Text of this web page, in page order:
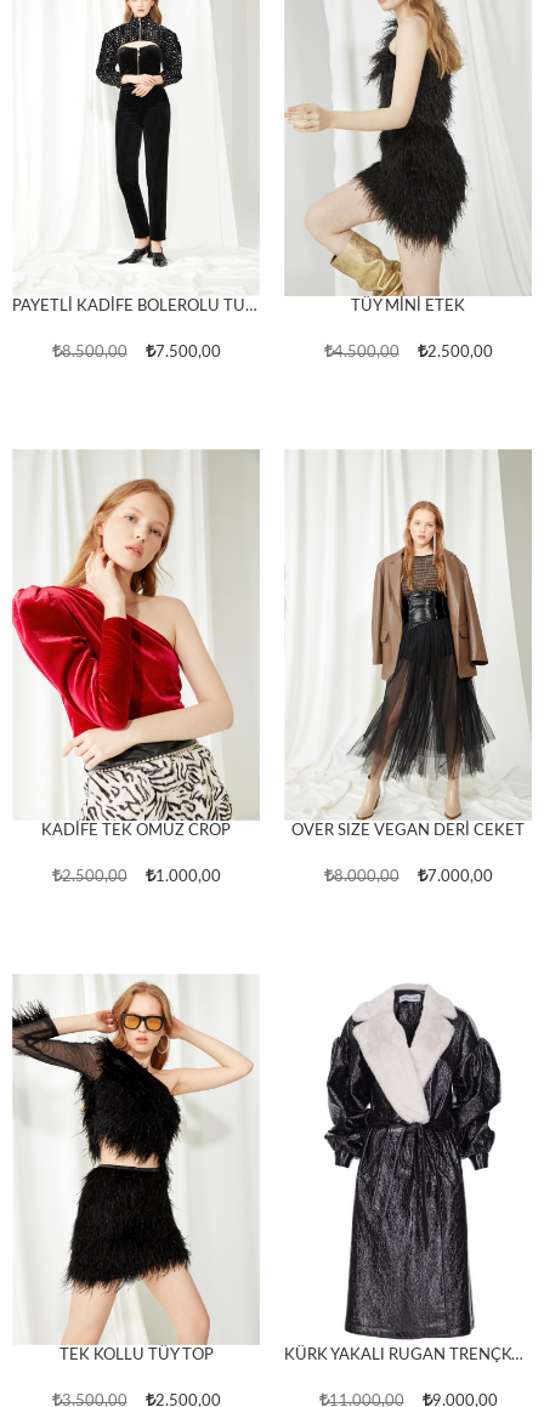
PAYETLİ KADİFE BOLEROLU TULUM
8.500,00 7.500,00
TÜY MİNİ ETEK
4.500,00 2.500,00
KADİFE TEK OMUZ CROP
2.500,00 1.000,00
OVER SIZE VEGAN DERİ CEKET
8.000,00 7.000,00
TEK KOLLU TÜY TOP
3.500,00 2.500,00
KÜRK YAKALI RUGAN TRENÇKOT
11.000,00 9.000,00